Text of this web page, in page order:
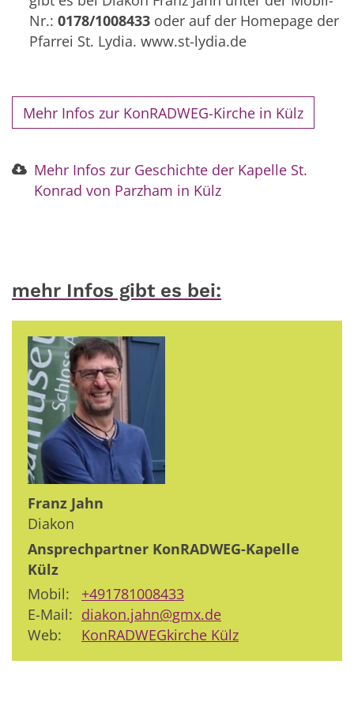
Nr.: 0178/1008433 oder auf der Homepage der
Pfarrei St. Lydia. www.st-lydia.de
Mehr Infos zur KonRADWEG-Kirche in Külz
Mehr Infos zur Geschichte der Kapelle St.
Konrad von Parzham in Külz
mehr Infos gibt es bei:
Franz Jahn
Diakon
Ansprechpartner KonRADWEG-Kapelle
Külz
Mobil:
+491781008433
E-Mail: diakon.jahn@gmx.de
Web:
KonRADWEGkirche Külz